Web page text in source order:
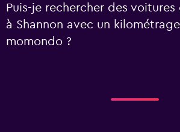
Puis-je rechercher des
à Shannon avec un
momondo ?